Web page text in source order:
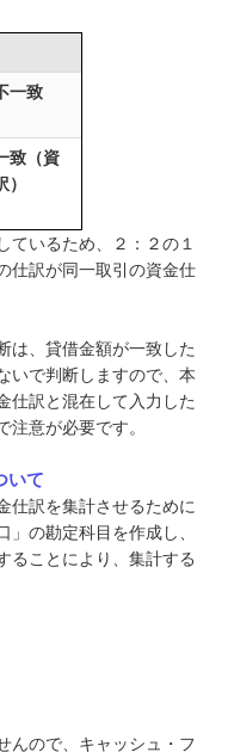
一致
致（資
ているため、２：２の１
仕訳が同一取引の資金仕
は、貸借金額が一致した
いで判断しますので、本
仕訳と混在して入力した
意が必要です。
いて
仕訳を集計させるために
の勘定科目を作成し、
ることにより、集計する
んので、キャッシュ・フ